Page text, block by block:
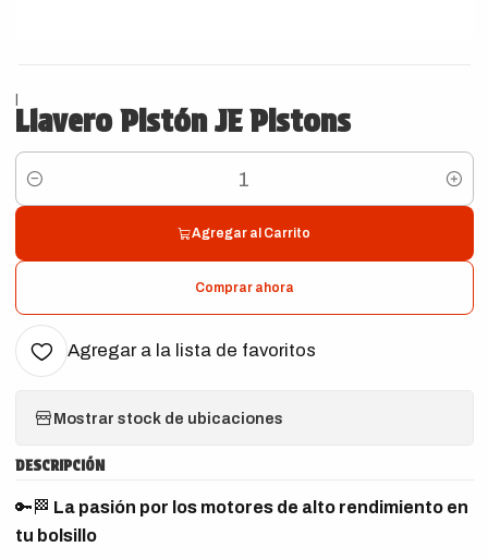
|
Llavero Pistón JE Pistons
Cantidad
Agregar al Carrito
Comprar ahora
Agregar a la lista de favoritos
Mostrar stock de ubicaciones
DESCRIPCIÓN
🔑🏁 La pasión por los motores de alto rendimiento en
tu bolsillo